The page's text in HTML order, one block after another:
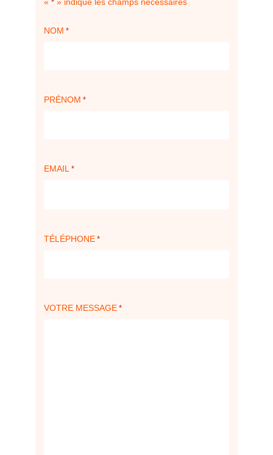
*
NOM *
PRÉNOM *
EMAIL *
TÉLÉPHONE *
VOTRE MESSAGE *